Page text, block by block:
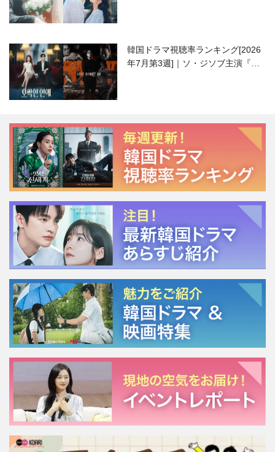
韓国ドラマ視聴率ランキング[2026
年7月第3週]｜ソ・ジソブ主演『エ